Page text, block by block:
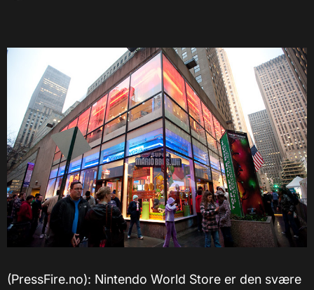
(PressFire.no): Nintendo World Store er den svære